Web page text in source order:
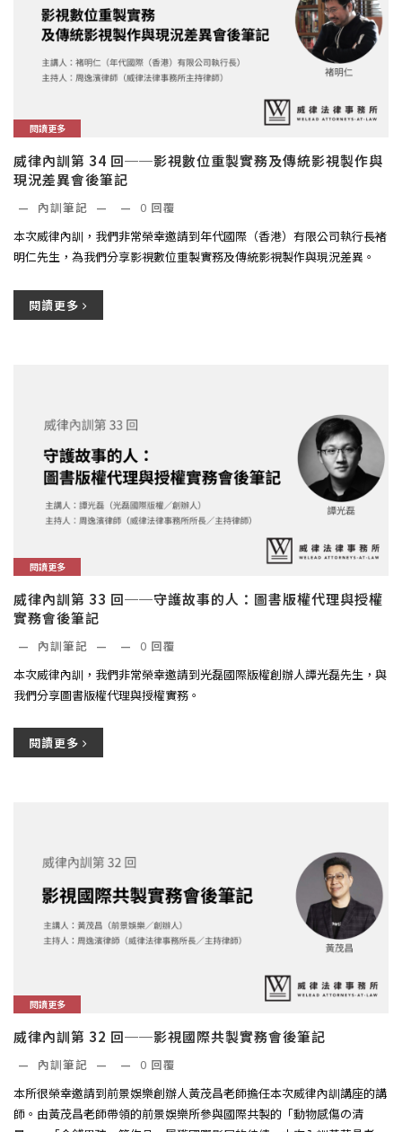
閱讀更多
威律內訓第 34 回──影視數位重製實務及傳統影視製作與
現況差異會後筆記
— 內訓筆記 — — 0 回覆
本次威律內訓，我們非常榮幸邀請到年代國際（香港）有限公司執行長褚
明仁先生，為我們分享影視數位重製實務及傳統影視製作與現況差異。
閱讀更多
閱讀更多
威律內訓第 33 回──守護故事的人：圖書版權代理與授權
實務會後筆記
— 內訓筆記 — — 0 回覆
本次威律內訓，我們非常榮幸邀請到光磊國際版權創辦人譚光磊先生，與
我們分享圖書版權代理與授權實務。
閱讀更多
閱讀更多
威律內訓第 32 回──影視國際共製實務會後筆記
— 內訓筆記 — — 0 回覆
本所很榮幸邀請到前景娛樂創辦人黃茂昌老師擔任本次威律內訓講座的講
師。由黃茂昌老師帶領的前景娛樂所參與國際共製的「動物感傷の清